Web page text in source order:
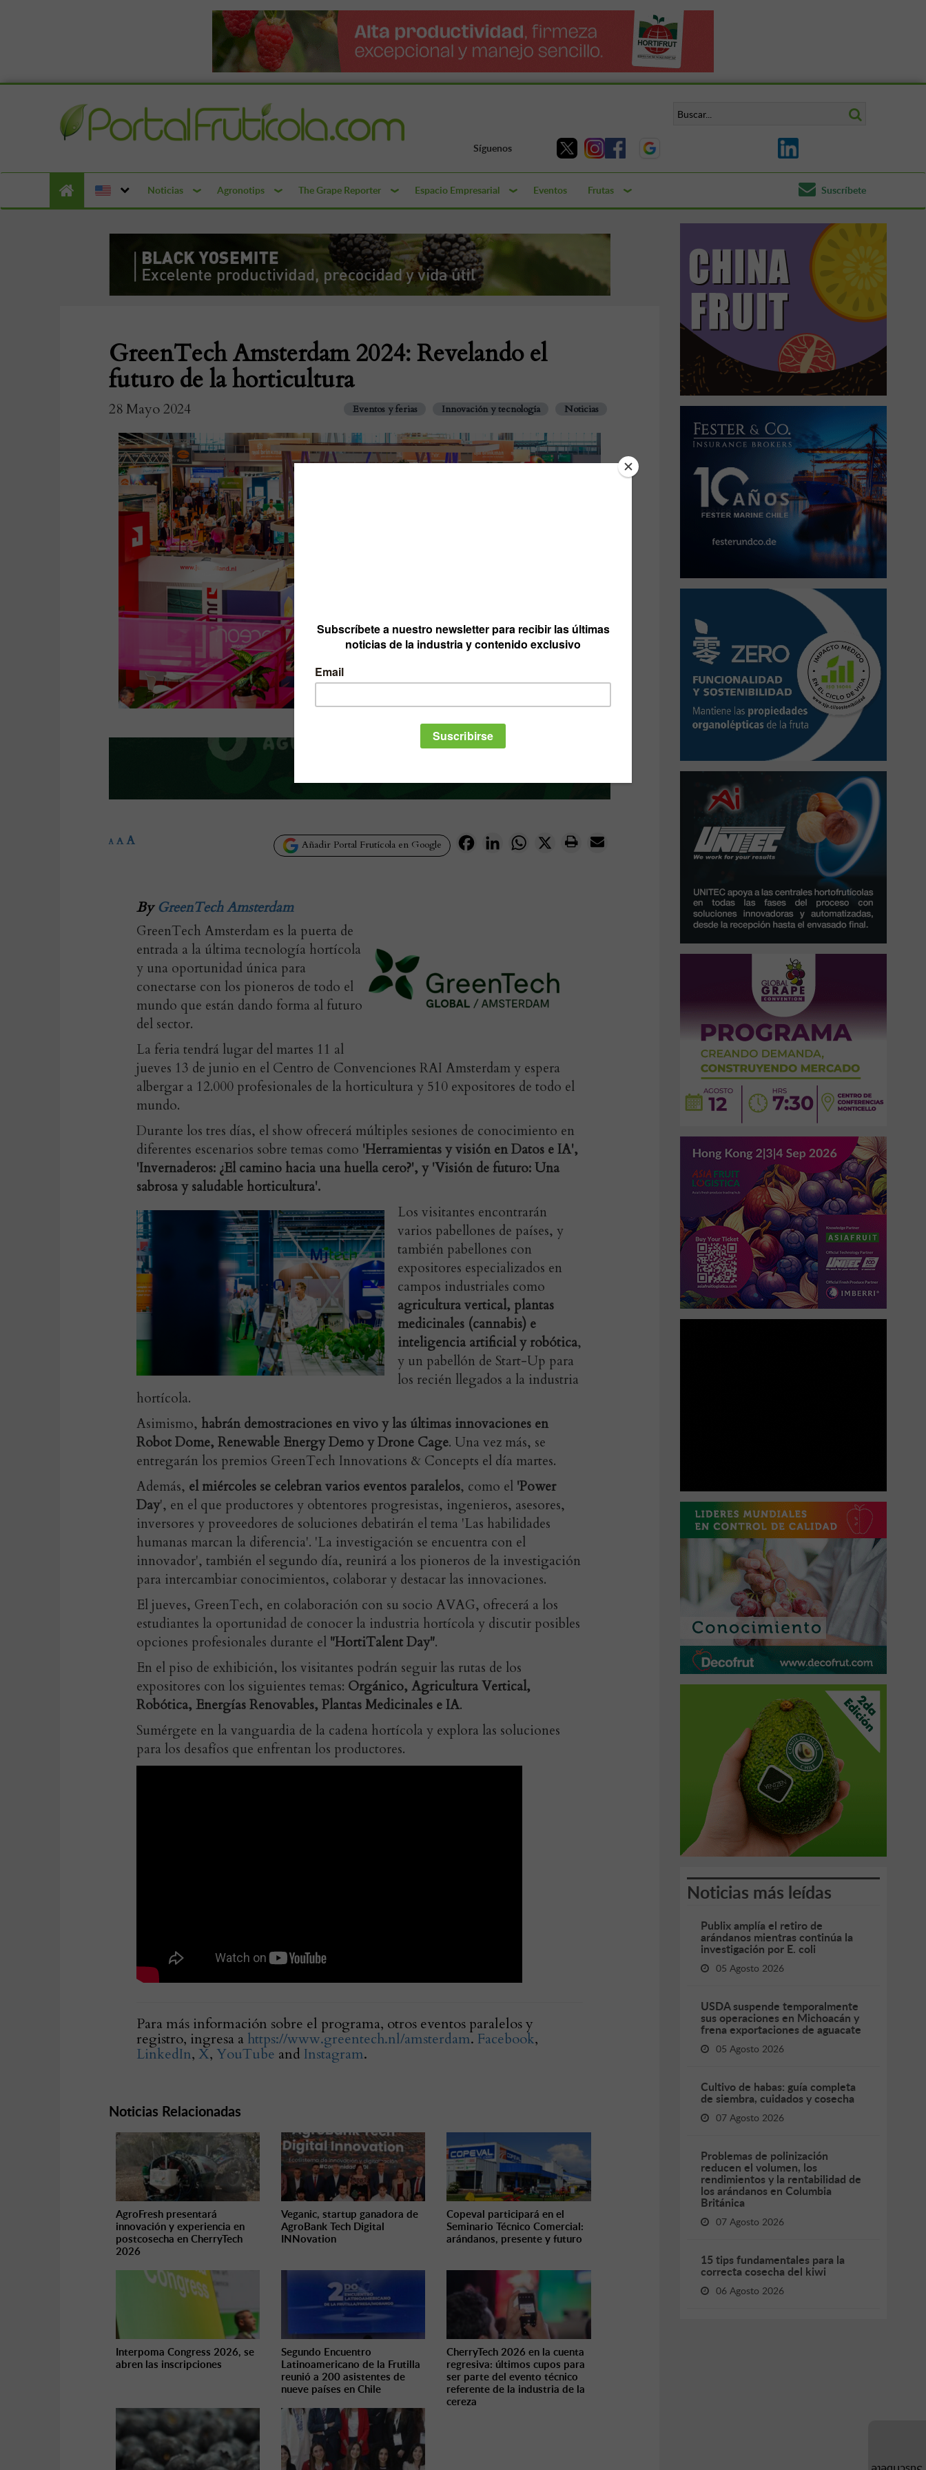
Síguenos
Noticias Agronotips The Grape Reporter Espacio Empresarial Eventos Frutas Suscríbete
GreenTech Amsterdam 2024: Revelando el
futuro de la horticultura
28 Mayo 2024 Eventos y ferias Innovación y tecnología Noticias
Añadir Portal Frutícola en Google FacebookLinkedInWhatsApp
X
A A A
ByGreenTech Amsterdam
GreenTech Amsterdam es la puerta de
entrada a la última tecnología hortícola
y una oportunidad única para
conectarse con los pioneros de todo el
mundo que están dando forma al futuro
del sector.
La feria tendrá lugar del martes 11 al
jueves 13 de junio en el Centro de Convenciones RAI Amsterdam y espera
albergar a 12.000 profesionales de la horticultura y 510 expositores de todo el
mundo.
Durante los tres días, el show ofrecerá múltiples sesiones de conocimiento en
diferentes escenarios sobre temas como 'Herramientas y visión en Datos e IA',
'Invernaderos: ¿El camino hacia una huella cero?', y 'Visión de futuro: Una
sabrosa y saludable horticultura'.
Los visitantes encontrarán
varios pabellones de países, y
también pabellones con
expositores especializados en
campos industriales como
agricultura vertical, plantas
medicinales (cannabis) e
inteligencia artificial y robótica,
y un pabellón de Start-Up para
los recién llegados a la industria
hortícola.
Asimismo, habrán demostraciones en vivo y las últimas innovaciones en
Robot Dome, Renewable Energy Demo y Drone Cage. Una vez más, se
entregarán los premios GreenTech Innovations & Concepts el día martes.
Además, el miércoles se celebran varios eventos paralelos, como el 'Power
Day', en el que productores y obtentores progresistas, ingenieros, asesores,
inversores y proveedores de soluciones debatirán el tema 'Las habilidades
humanas marcan la diferencia'. 'La investigación se encuentra con el
innovador', también el segundo día, reunirá a los pioneros de la investigación
para intercambiar conocimientos, colaborar y destacar las innovaciones.
El jueves, GreenTech, en colaboración con su socio AVAG, ofrecerá a los
estudiantes la oportunidad de conocer la industria hortícola y discutir posibles
opciones profesionales durante el "HortiTalent Day".
En el piso de exhibición, los visitantes podrán seguir las rutas de los
expositores con los siguientes temas: Orgánico, Agricultura Vertical,
Robótica, Energías Renovables, Plantas Medicinales e IA.
Sumérgete en la vanguardia de la cadena hortícola y explora las soluciones
para los desafíos que enfrentan los productores.
Para más información sobre el programa, otros eventos paralelos y
registro, ingresa a https://www.greentech.nl/amsterdam. Facebook,
LinkedIn, X, YouTube and Instagram.
Noticias Relacionadas
AgroFresh presentará
innovación y experiencia en
postcosecha en CherryTech
2026
Veganic, startup ganadora de
AgroBank Tech Digital
INNovation
Copeval participará en el
Seminario Técnico Comercial:
arándanos, presente y futuro
Interpoma Congress 2026, se
abren las inscripciones
Segundo Encuentro
Latinoamericano de la Frutilla
reunió a 200 asistentes de
nueve países en Chile
CherryTech 2026 en la cuenta
regresiva: últimos cupos para
ser parte del evento técnico
referente de la industria de la
cereza
Noticias más leídas
Publix amplía el retiro de
arándanos mientras continúa la
investigación por E. coli
05 Agosto 2026
USDA suspende temporalmente
sus operaciones en Michoacán y
frena exportaciones de aguacate
05 Agosto 2026
Cultivo de habas: guía completa
de siembra, cuidados y cosecha
07 Agosto 2026
Problemas de polinización
reducen el volumen, los
rendimientos y la rentabilidad de
los arándanos en Columbia
Británica
07 Agosto 2026
15 tips fundamentales para la
correcta cosecha del kiwi
06 Agosto 2026